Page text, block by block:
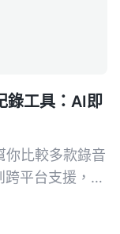
錄工具：AI即
你比較多款錄音
平台支援，推